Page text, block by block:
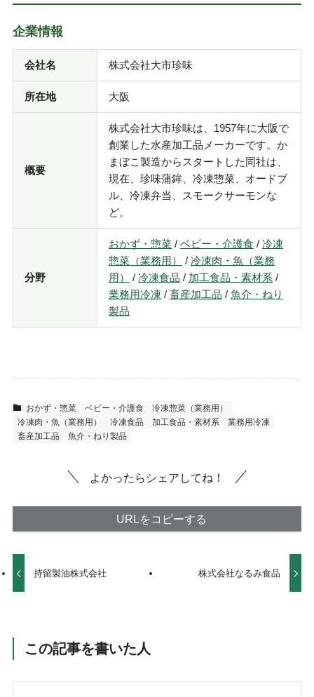
企業情報
会社名 株式会社大市珍味
所在地 大阪
概要
株式会社大市珍味は、1957年に大阪で
創業した水産加工品メーカーです。か
まぼこ製造からスタートした同社は、
現在、珍味蒲鉾、冷凍惣菜、オードブ
ル、冷凍弁当、スモークサーモンな
ど。
分野
おかず・惣菜/ ベビー・介護食 / 冷凍
惣菜（業務用）
/ 冷凍肉・魚（業務
用）
/ 冷凍食品 / 加工食品・素材系/
業務用冷凍 / 畜産加工品 / 魚介・ねり
製品
おかず・惣菜 ベビー・介護食
冷凍惣菜（業務用）
冷凍肉・魚（業務用）
冷凍食品 加工食品・素材系
業務用冷凍
畜産加工品
魚介・ねり製品
よかったらシェアしてね！
URLをコピーする
持留製油株式会社 株式会社なるみ食品
この記事を書いた人